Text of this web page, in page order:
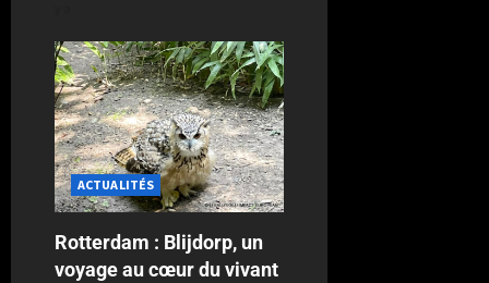
ACTUALITÉS
Rotterdam : Blijdorp, un
voyage au cœur du vivant